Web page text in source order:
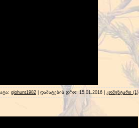
giohunt1982 | დამატების დრო: 15.01.2016 კომენტარი (1)